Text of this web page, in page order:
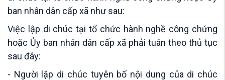
ban nhân dân cấp xã như sau:
Việc lập di chúc tại tổ chức hành nghề công chứng
hoặc Ủy ban nhân dân cấp xã phải tuân theo thủ tục
sau đây:
- Người lập di chúc tuyên bố nội dung của di chúc